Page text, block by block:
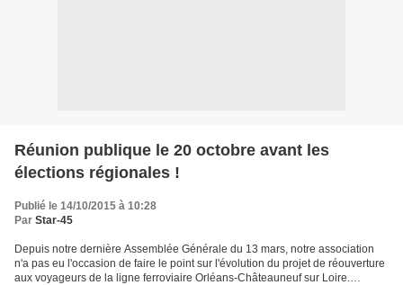
Réunion publique le 20 octobre avant les
élections régionales !
Publié le 14/10/2015 à 10:28
Par Star-45
Depuis notre dernière Assemblée Générale du 13 mars, notre association
n'a pas eu l'occasion de faire le point sur l'évolution du projet de réouverture
aux voyageurs de la ligne ferroviaire Orléans-Châteauneuf sur Loire.